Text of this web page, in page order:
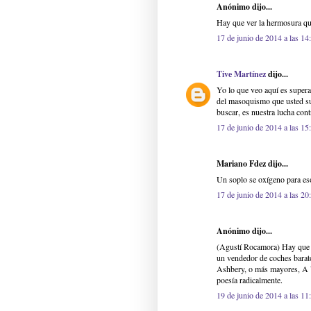
Anónimo dijo...
Hay que ver la hermosura
17 de junio de 2014 a las
Tive Martínezdijo...
Yo lo que veo aquí es
del masoquismo que usted
buscar, es nuestra lucha
17 de junio de 2014 a las
Mariano Fdez dijo...
Un soplo se oxígeno para
17 de junio de 2014 a las
Anónimo dijo...
(Agustí Rocamora) Hay
un vendedor de coches
Ashbery, o más mayores,
poesía radicalmente.
19 de junio de 2014 a las